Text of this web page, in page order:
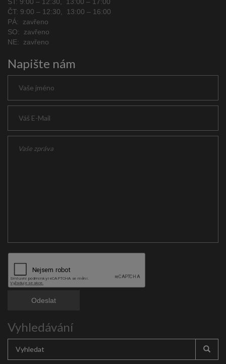
ČT: 9:00 – 12:30, 13:00 – 16:00
PÁ: zavřeno
SO: zavřeno
NE: zavřeno
Napište nám
Vyhledávání